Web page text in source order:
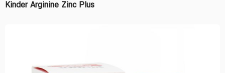
Kinder Arginine Zinc Plus